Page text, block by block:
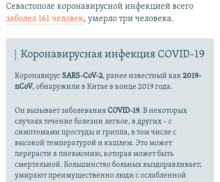
Севастополе коронавирусной инфекцией всего
заболел 161 человек, умерло три человека.
Коронавирусная инфекция COVID-19
Коронавирус SARS-CoV-2, ранее известный как2019-
nCoV, обнаружили в Китае в конце 2019 года.
Он вызывает заболеванияCOVID-19. В некоторых
случаях течение болезни легкое, в других – с
симптомами простуды и гриппа, в том числе с
высокой температурой и кашлем. Это может
перерасти в пневмонию, которая может быть
смертельной. Большинство больных выздоравливает;
умирают преимущественно люди с ослабленной